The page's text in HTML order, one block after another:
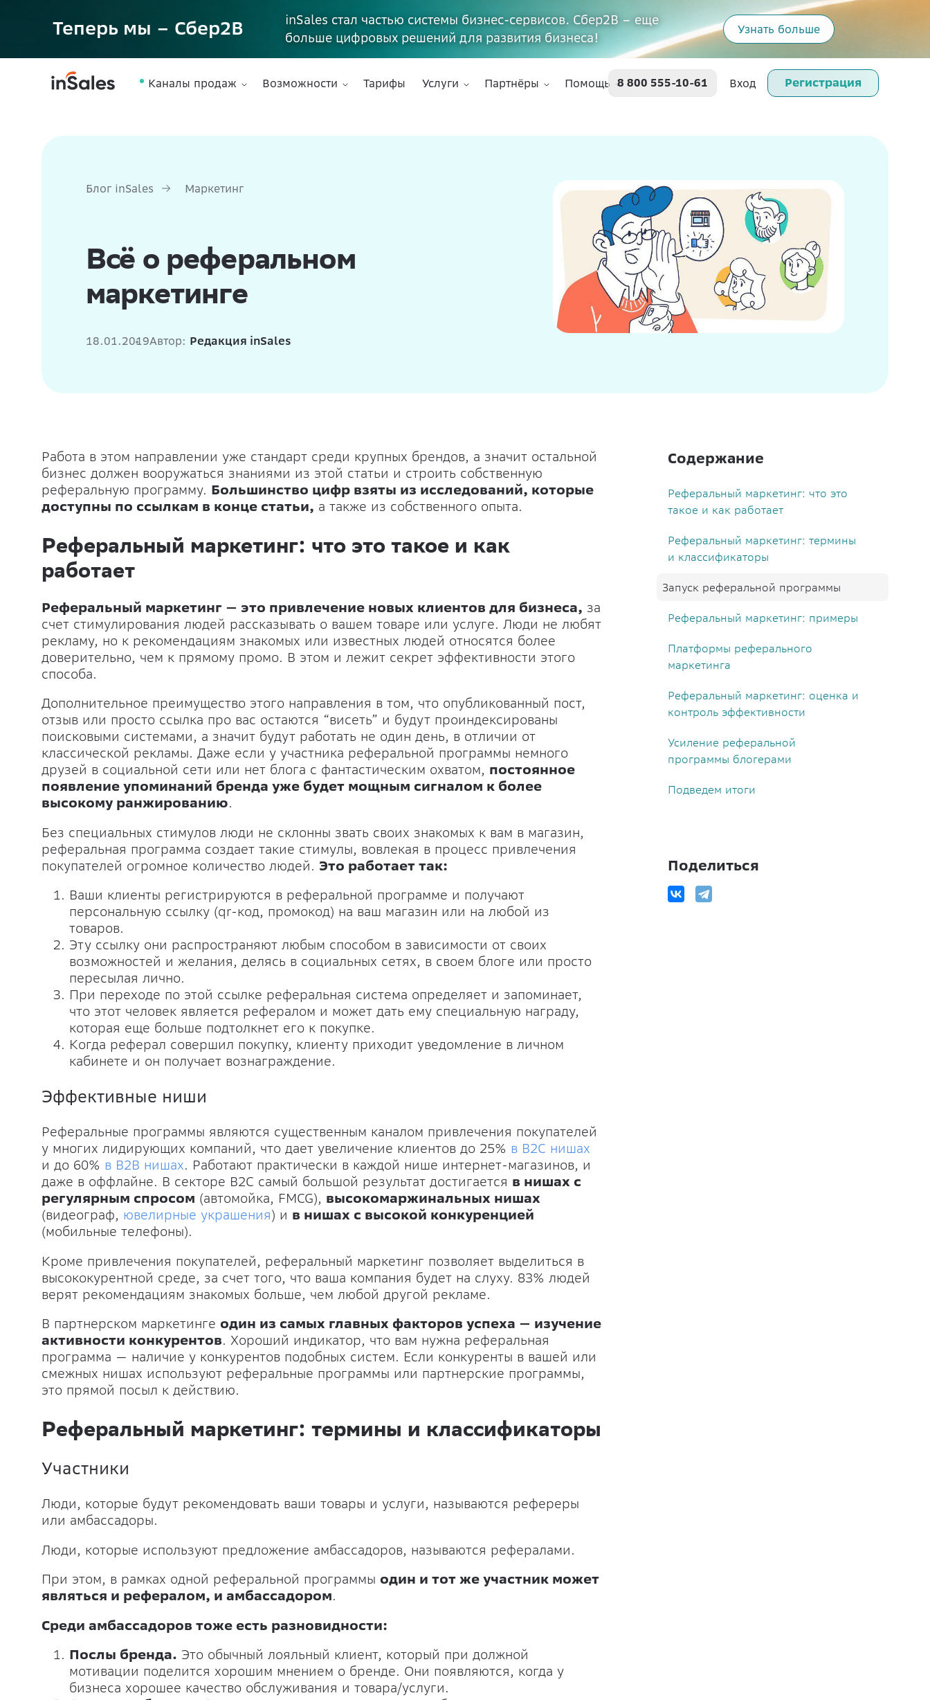
Теперь мы – Сбер2B
inSales стал частью системы бизнес-сервисов. Сбер2В – еще
больше цифровых решений для развития бизнеса!
Узнать больше
Каналы продаж Возможности Тарифы Услуги Партнёры Помощь 8 800 555-10-61 Вход Регистрация
Блог inSales Маркетинг
Всё о реферальном
маркетинге
18.01.2019Автор: Редакция inSales
Работа в этом направлении уже стандарт среди крупных брендов, а значит остальной
бизнес должен вооружаться знаниями из этой статьи и строить собственную
реферальную программу. Большинство цифр взяты из исследований, которые
доступны по ссылкам в конце статьи, а также из собственного опыта.
Реферальный маркетинг: что это такое и как
работает
Реферальный маркетинг — это привлечение новых клиентов для бизнеса, за
счет стимулирования людей рассказывать о вашем товаре или услуге. Люди не любят
рекламу, но к рекомендациям знакомых или известных людей относятся более
доверительно, чем к прямому промо. В этом и лежит секрет эффективности этого
способа.
Дополнительное преимущество этого направления в том, что опубликованный пост,
отзыв или просто ссылка про вас остаются “висеть” и будут проиндексированы
поисковыми системами, а значит будут работать не один день, в отличии от
классической рекламы. Даже если у участника реферальной программы немного
друзей в социальной сети или нет блога с фантастическим охватом, постоянное
появление упоминаний бренда уже будет мощным сигналом к более
высокому ранжированию.
Без специальных стимулов люди не склонны звать своих знакомых к вам в магазин,
реферальная программа создает такие стимулы, вовлекая в процесс привлечения
покупателей огромное количество людей. Это работает так:
Ваши клиенты регистрируются в реферальной программе и получают
персональную ссылку (qr-код, промокод) на ваш магазин или на любой из
товаров.
Эту ссылку они распространяют любым способом в зависимости от своих
возможностей и желания, делясь в социальных сетях, в своем блоге или просто
пересылая лично.
При переходе по этой ссылке реферальная система определяет и запоминает,
что этот человек является рефералом и может дать ему специальную награду,
которая еще больше подтолкнет его к покупке.
Когда реферал совершил покупку, клиенту приходит уведомление в личном
кабинете и он получает вознаграждение.
Эффективные ниши
Реферальные программы являются существенным каналом привлечения покупателей
у многих лидирующих компаний, что дает увеличение клиентов до 25% в B2C нишах
и до 60% в B2B нишах. Работают практически в каждой нише интернет-магазинов, и
даже в оффлайне. В секторе B2C самый большой результат достигается в нишах с
регулярным спросом (автомойка, FMCG), высокомаржинальных нишах
(видеограф, ювелирные украшения) и в нишах с высокой конкуренцией
(мобильные телефоны).
Кроме привлечения покупателей, реферальный маркетинг позволяет выделиться в
высококурентной среде, за счет того, что ваша компания будет на слуху. 83% людей
верят рекомендациям знакомых больше, чем любой другой рекламе.
В партнерском маркетинге один из самых главных факторов успеха — изучение
активности конкурентов. Хороший индикатор, что вам нужна реферальная
программа — наличие у конкурентов подобных систем. Если конкуренты в вашей или
смежных нишах используют реферальные программы или партнерские программы,
это прямой посыл к действию.
Реферальный маркетинг: термины и классификаторы
Участники
Люди, которые будут рекомендовать ваши товары и услуги, называются рефереры
или амбассадоры.
Люди, которые используют предложение амбассадоров, называются рефералами.
При этом, в рамках одной реферальной программы один и тот же участник может
являться и рефералом, и амбассадором.
Среди амбассадоров тоже есть разновидности:
Послы бренда. Это обычный лояльный клиент, который при должной
мотивации поделится хорошим мнением о бренде. Они появляются, когда у
бизнеса хорошее качество обслуживания и товара/услуги.
Содержание
Реферальный маркетинг: что это
такое и как работает
Реферальный маркетинг: термины
и классификаторы
Запуск реферальной программы
Реферальный маркетинг: примеры
Платформы реферального
маркетинга
Реферальный маркетинг: оценка и
контроль эффективности
Усиление реферальной
программы блогерами
Подведем итоги
Поделиться